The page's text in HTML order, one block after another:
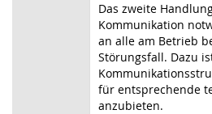
Das zweite
Kommunikation
an alle am Betrieb
Störungsfall. Dazu
für entsprechende
anzubieten.